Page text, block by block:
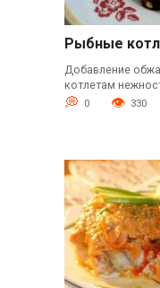
Рыбные
Добавление
котлетам
0 330